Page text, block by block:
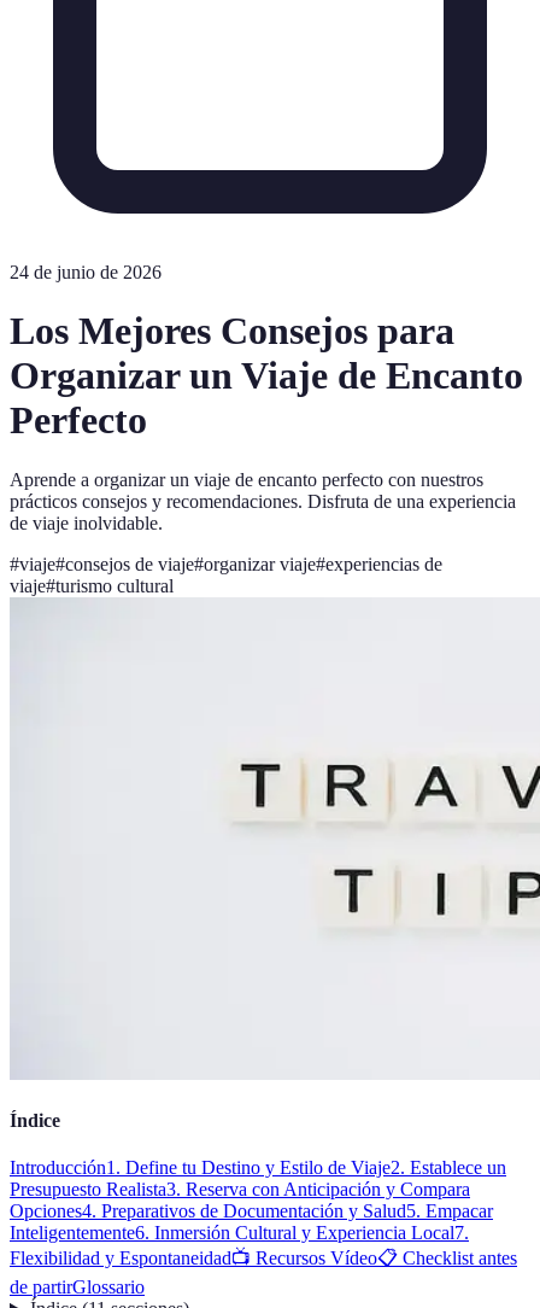
24 de junio de 2026
Los Mejores Consejos para
Organizar un Viaje de Encanto
Perfecto
Aprende a organizar un viaje de encanto perfecto con nuestros
prácticos consejos y recomendaciones. Disfruta de una experiencia
de viaje inolvidable.
#viaje#consejos de viaje#organizar viaje#experiencias de
viaje#turismo cultural
Índice
Introducción1. Define tu Destino y Estilo de Viaje2. Establece un
Presupuesto Realista3. Reserva con Anticipación y Compara
Opciones4. Preparativos de Documentación y Salud5. Empacar
Inteligentemente6. Inmersión Cultural y Experiencia Local7.
Flexibilidad y Espontaneidad📺 Recursos Vídeo📋 Checklist antes
de partirGlossario